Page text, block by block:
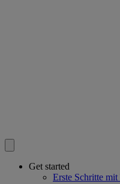
Get started
Erste Schritte